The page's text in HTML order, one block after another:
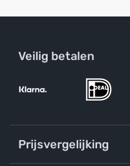
Veilig betalen
Prijsvergelijking